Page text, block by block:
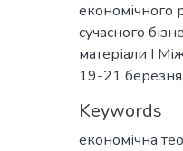
економічного
сучасного
матеріали І
19-21
Keywords
економічна